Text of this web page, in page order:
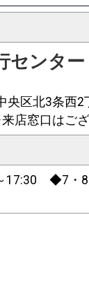
センター
央区北3条西
店窓口はご
17:30 ◆7・8